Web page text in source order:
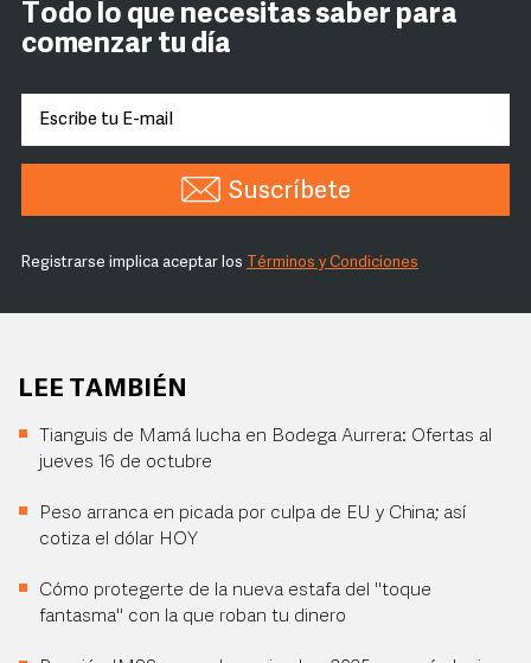
Todo lo que necesitas saber para
comenzar tu día
Suscríbete
Registrarse implica aceptar los Términos y Condiciones
LEE TAMBIÉN
Tianguis de Mamá lucha en Bodega Aurrera: Ofertas al
jueves 16 de octubre
Peso arranca en picada por culpa de EU y China; así
cotiza el dólar HOY
Cómo protegerte de la nueva estafa del "toque
fantasma" con la que roban tu dinero